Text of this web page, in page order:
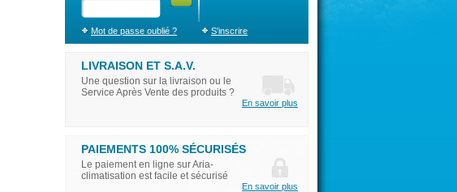
Mot de passe oublié ? S'inscrire
LIVRAISON ET S.A.V.
Une question sur la livraison ou le
Service Après Vente des produits ?
En savoir plus
PAIEMENTS 100% SÉCURISÉS
Le paiement en ligne sur Aria-
climatisation est facile et sécurisé
En savoir plus